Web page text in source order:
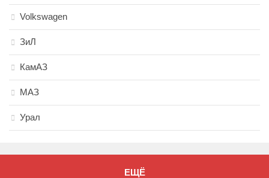
Volkswagen
ЗиЛ
КамАЗ
МАЗ
Урал
ЕЩЁ